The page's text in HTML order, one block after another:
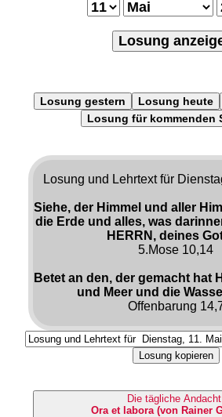
Losung
Losung gestern Losung heute
Losung für kommenden
Losung und Lehrtext für
Siehe, der Himmel und aller
die Erde und alles, was
HERRN, deines
5.Mose 10,14
Betet an den, der gemacht hat
und Meer und die
Offenbarung
Losung kopieren
Die tägliche Andacht
Ora et labora (von Rainer